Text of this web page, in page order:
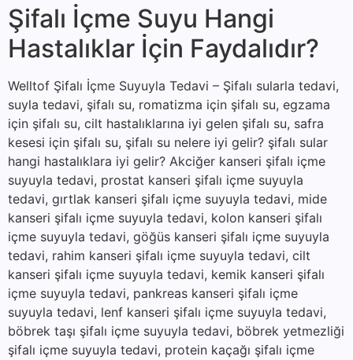
Şifalı İçme Suyu Hangi
Hastalıklar İçin Faydalıdır?
Welltof Şifalı İçme Suyuyla Tedavi – Şifalı sularla tedavi,
suyla tedavi, şifalı su, romatizma için şifalı su, egzama
için şifalı su, cilt hastalıklarına iyi gelen şifalı su, safra
kesesi için şifalı su, şifalı su nelere iyi gelir? şifalı sular
hangi hastalıklara iyi gelir? Akciğer kanseri şifalı içme
suyuyla tedavi, prostat kanseri şifalı içme suyuyla
tedavi, gırtlak kanseri şifalı içme suyuyla tedavi, mide
kanseri şifalı içme suyuyla tedavi, kolon kanseri şifalı
içme suyuyla tedavi, göğüs kanseri şifalı içme suyuyla
tedavi, rahim kanseri şifalı içme suyuyla tedavi, cilt
kanseri şifalı içme suyuyla tedavi, kemik kanseri şifalı
içme suyuyla tedavi, pankreas kanseri şifalı içme
suyuyla tedavi, lenf kanseri şifalı içme suyuyla tedavi,
böbrek taşı şifalı içme suyuyla tedavi, böbrek yetmezliği
şifalı içme suyuyla tedavi, protein kaçağı şifalı içme